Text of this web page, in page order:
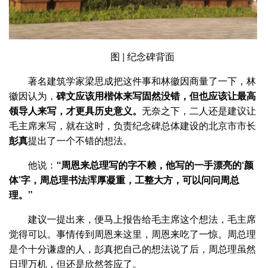
图 | 纪念碑背面
著名建筑学家梁思成把这件事和林徽因商量了一下，林
徽因认为， 碑文应该用楷体来写固然没错，但也应该让最高
领导人来写，才更具历史意义。 无奈之下，二人还是建议让
毛主席来写，就在这时，负责纪念碑总体建设的北京市市长
彭真提出了一个不错的想法。
他说： “周恩来总理写的字不赖，他写的一手漂亮的‘颜
体’字，周总理书法浑厚凝重，工整大方，可以问问周总
理。”
建议一提出来，便马上报告给毛主席这个想法，毛主席
觉得可以。事情传到周恩来这里，周恩来吃了一惊。周总理
是个十分谦虚的人，彭真把自己的想法说了后，周总理虽然
日理万机，但还是欣然答应了。